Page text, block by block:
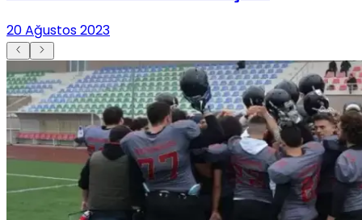
20 Ağustos 2023